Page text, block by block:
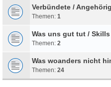
Verbündete /
Themen: 1
Was uns gut tut / Skills
Themen: 2
Was woanders nicht
Themen: 24